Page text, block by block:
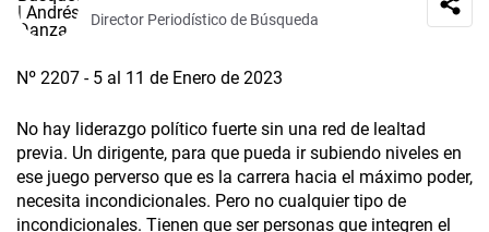
Director Periodístico de Búsqueda
Nº 2207 - 5 al 11 de Enero de 2023
No hay liderazgo político fuerte sin una red de lealtad
previa. Un dirigente, para que pueda ir subiendo niveles en
ese juego perverso que es la carrera hacia el máximo poder,
necesita incondicionales. Pero no cualquier tipo de
incondicionales. Tienen que ser personas que integren el